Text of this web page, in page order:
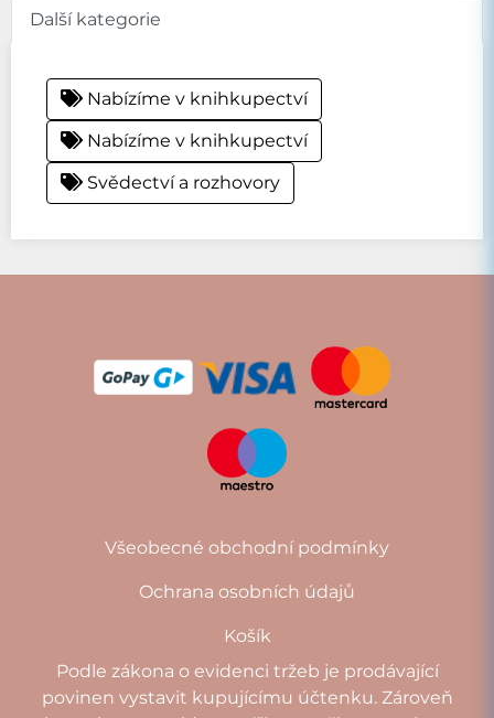
Další kategorie
Nabízíme v knihkupectví
Nabízíme v knihkupectví
Svědectví a rozhovory
Všeobecné obchodní podmínky
Ochrana osobních údajů
Košík
Podle zákona o evidenci tržeb je prodávající
povinen vystavit kupujícímu účtenku. Zároveň